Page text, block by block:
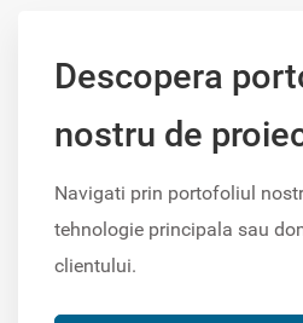
Descopera
nostru de
Navigati prin portofoliul
tehnologie principala sau
clientului.